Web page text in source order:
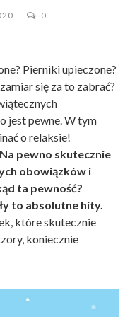
0
Pierniki upieczone?
się za to zabrać?
jest pewne. W tym
o relaksie!
Na pewno skutecznie
obowiązków i
ta pewność?
to absolutne hity.
które skutecznie
koniecznie